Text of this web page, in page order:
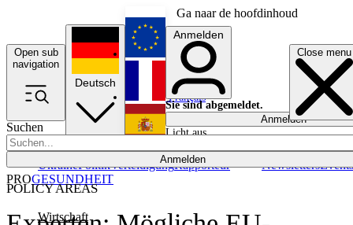
Ga naar de hoofdinhoud
Open sub
navigation
Close menu
Suchen
Anmelden
POLICY AREAS
Wirtschaft
UkrainePolitikVerteidigungRapporteur NewslettersEvents
Deutsch
English
Français
Anmelden
Sie sind abgemeldet.
Anmelden
Licht aus
PROGESUNDHEIT